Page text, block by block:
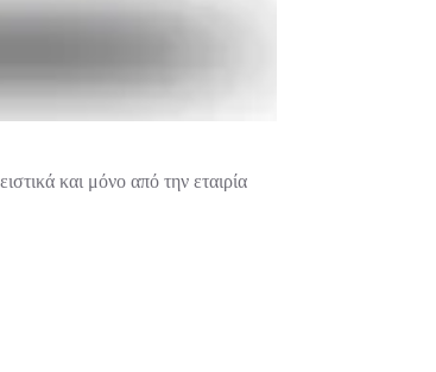
και μόνο από την εταιρία